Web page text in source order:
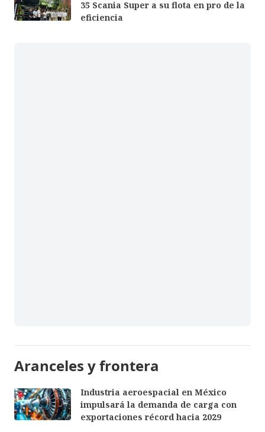
35 Scania Super a su flota en pro de la
eficiencia
Aranceles y frontera
Industria aeroespacial en México
impulsará la demanda de carga con
exportaciones récord hacia 2029